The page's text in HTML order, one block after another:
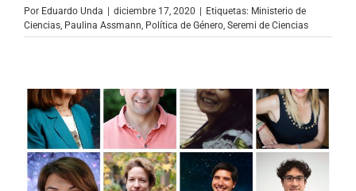
Por Eduardo Unda | diciembre 17, 2020 | Etiquetas: Ministerio de
Ciencias Paulina Assmann Política de Género Seremi de Ciencias